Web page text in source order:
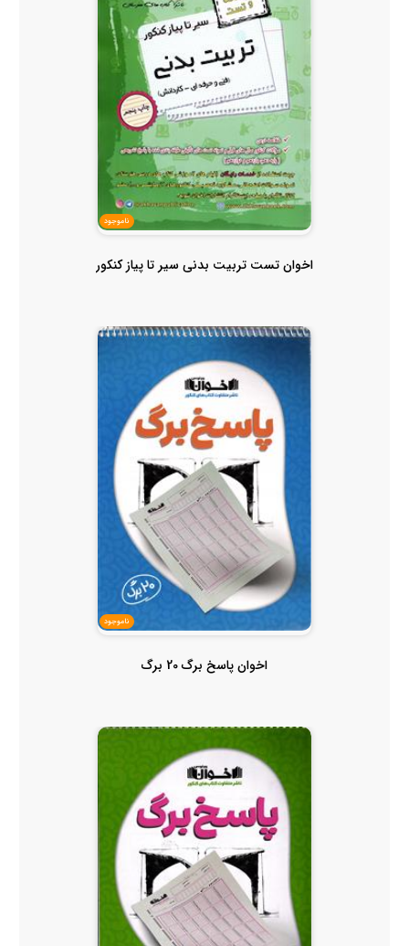
ناموجود
اخوان تست تربیت بدنی سیر تا پیاز کنکور
ناموجود
اخوان پاسخ برگ 20 برگ